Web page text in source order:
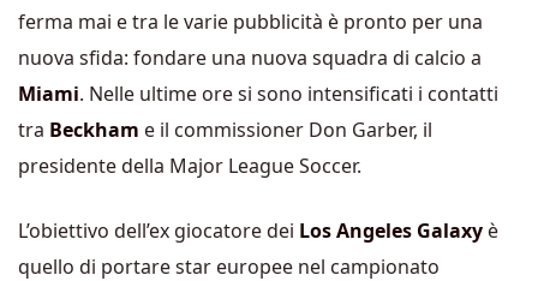
ferma mai e tra le varie pubblicità è pronto per una
nuova sfida: fondare una nuova squadra di calcio a
Miami. Nelle ultime ore si sono intensificati i contatti
tra Beckham e il commissioner Don Garber, il
presidente della Major League Soccer.
L’obiettivo dell’ex giocatore dei Los Angeles Galaxy è
quello di portare star europee nel campionato